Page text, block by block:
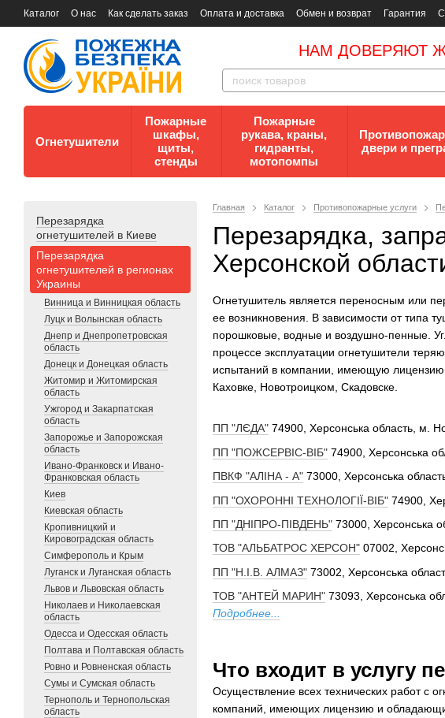
Каталог О нас Как сделать заказ Оплата и доставка Обмен и возврат Гарантия
Документы
Контакты Документы по пожарной безопасности
НАМ ДОВЕРЯЮТ
Огнетушители
Пожарные
шкафы,
щиты,
стенды
Пожарные
рукава, краны,
гидранты,
мотопомпы
двери и
Главная Каталог Противопожарные услуги
Перезарядка,
Херсонской
Огнетушитель является переносным или
ее возникновения. В зависимости от типа
порошковые, водные и воздушно-пенные.
процессе эксплуатации огнетушители
испытаний в компании, имеющую лицензию
Каховке, Новотроицком, Скадовске.
ПП "ЛЄДА" 74900, Херсонська область, м.
ПП "ПОЖСЕРВІС-ВІБ" 74900, Херсонська
ПВКФ "АЛІНА - А" 73000, Херсонська
ПП "ОХОРОННІ ТЕХНОЛОГІЇ-ВІБ" 74900,
ПП "ДНІПРО-ПІВДЕНЬ" 73000, Херсонська
ТОВ "АЛЬБАТРОС ХЕРСОН" 07002,
ПП "Н.І.В. АЛМАЗ" 73002, Херсонська
ТОВ "АНТЕЙ МАРИН" 73093, Херсонська
Подробнее...
Что входит в услугу
Осуществление всех технических работ с
компаний, имеющих лицензию и
Перезарядка
огнетушителей в Киеве
Перезарядка
огнетушителей в регионах
Украины
Винница и Винницкая область
Луцк и Волынская область
Днепр и Днепропетровская
область
Донецк и Донецкая область
Житомир и Житомирская
область
Ужгород и Закарпатская
область
Запорожье и Запорожская
область
Ивано-Франковск и Ивано-
Франковская область
Киев
Киевская область
Кропивницкий и
Кировоградская область
Симферополь и Крым
Луганск и Луганская область
Львов и Львовская область
Николаев и Николаевская
область
Одесса и Одесская область
Полтава и Полтавская область
Ровно и Ровненская область
Сумы и Сумская область
Тернополь и Тернопольская
область